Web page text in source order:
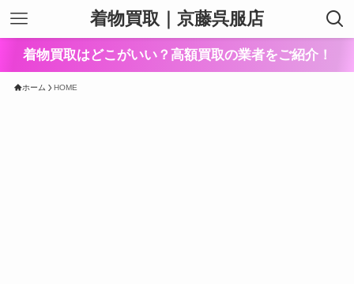
着物買取｜京藤呉服店
着物買取はどこがいい？高額買取の業者をご紹介！
ホーム HOME